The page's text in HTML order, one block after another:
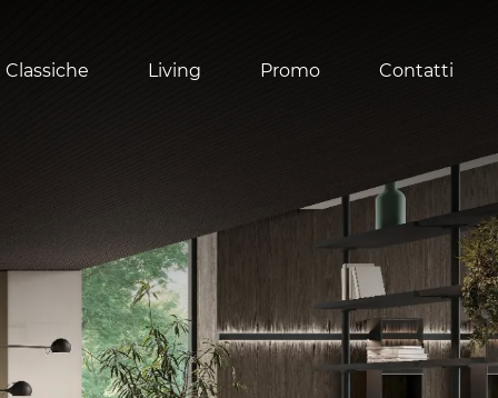
Living Promo Contatti